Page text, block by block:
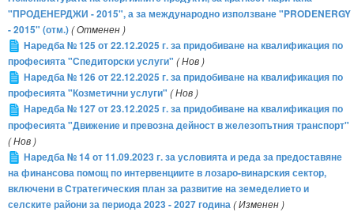
"ПРОДЕНЕРДЖИ - 2015", а за международно използване "PRODENERGY
- 2015" (отм.)( Отменен )
Наредба № 125 от 22.12.2025 г. за придобиване на квалификация по
професията "Спедиторски услуги" ( Нов )
Наредба № 126 от 22.12.2025 г. за придобиване на квалификация по
професията "Козметични услуги" ( Нов )
Наредба № 127 от 23.12.2025 г. за придобиване на квалификация по
професията "Движение и превозна дейност в железопътния транспорт"
( Нов )
Наредба № 14 от 11.09.2023 г. за условията и реда за предоставяне
на финансова помощ по интервенциите в лозаро-винарския сектор,
включени в Стратегическия план за развитие на земеделието и
селските райони за периода 2023 - 2027 година( Изменен )